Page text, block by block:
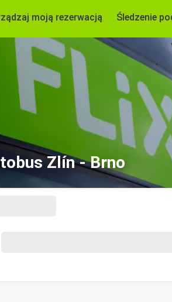
moją rezerwacją Śledzenie
Zlín - Brno